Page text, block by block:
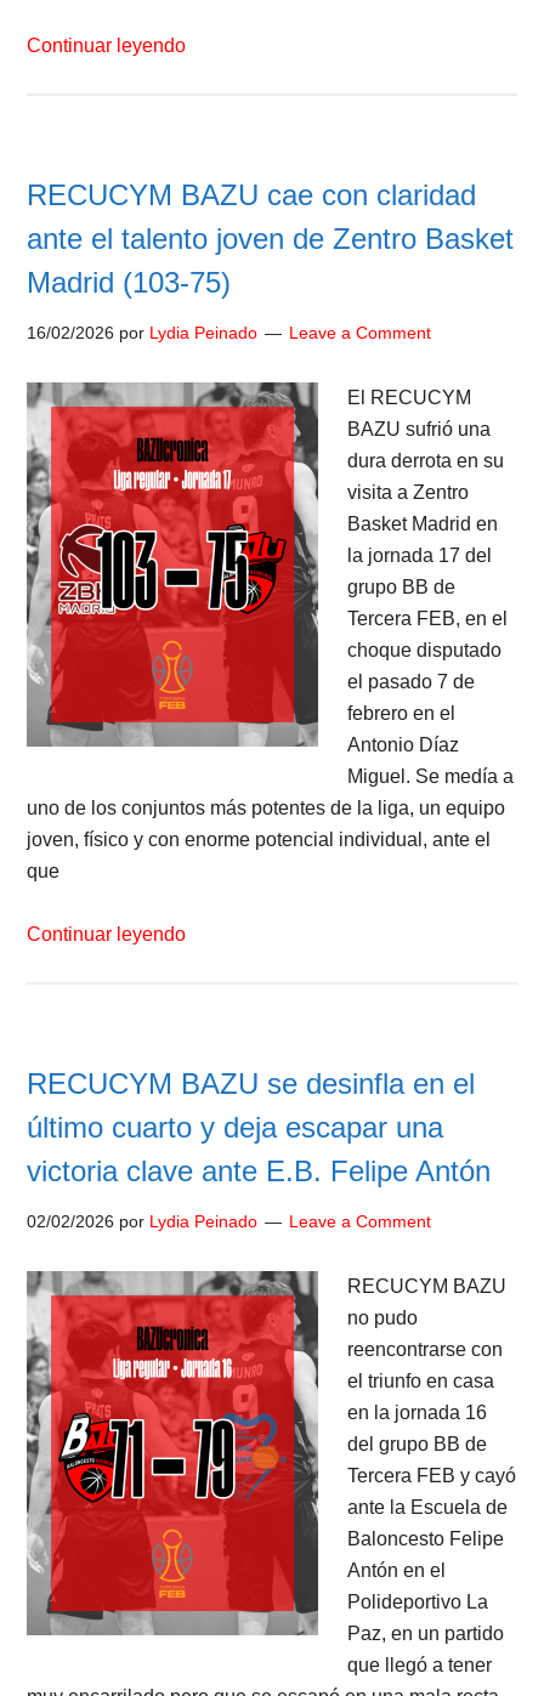
Continuar leyendo
RECUCYM BAZU cae con claridad
ante el talento joven de Zentro Basket
Madrid (103-75)
16/02/2026 por Lydia Peinado Leave a Comment
El RECUCYM
BAZU sufrió una
dura derrota en su
visita a Zentro
Basket Madrid en
la jornada 17 del
grupo BB de
Tercera FEB, en el
choque disputado
el pasado 7 de
febrero en el
Antonio Díaz
Miguel. Se medía a
uno de los conjuntos más potentes de la liga, un equipo
joven, físico y con enorme potencial individual, ante el
que
Continuar leyendo
RECUCYM BAZU se desinfla en el
último cuarto y deja escapar una
victoria clave ante E.B. Felipe Antón
02/02/2026 por Lydia Peinado Leave a Comment
RECUCYM BAZU
no pudo
reencontrarse con
el triunfo en casa
en la jornada 16
del grupo BB de
Tercera FEB y cayó
ante la Escuela de
Baloncesto Felipe
Antón en el
Polideportivo La
Paz, en un partido
que llegó a tener